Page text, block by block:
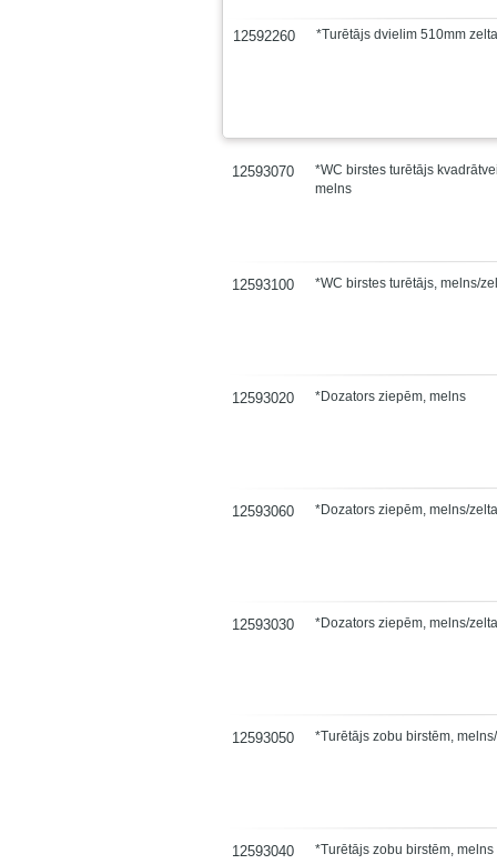
12592260 *Turētājs dvielim 510mm zelta
12593070
*WC birstes turētājs
melns
12593100 *WC birstes turētājs, melns/
12593020 *Dozators ziepēm, melns
12593060 *Dozators ziepēm, melns/zelta
12593030 *Dozators ziepēm, melns/zelta
12593050 *Turētājs zobu birstēm,
12593040 *Turētājs zobu birstēm, melns